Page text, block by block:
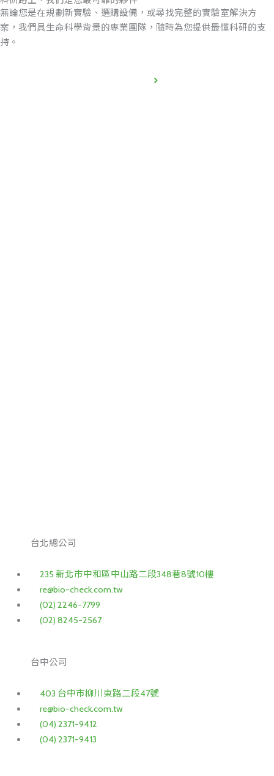
無論您是在規劃新實驗、選購設備，或尋找完整的實驗室解決方
案，我們具生命科學背景的專業團隊，隨時為您提供最懂科研的支
持。
台北總公司
235 新北市中和區中山路二段348巷8號10樓
re@bio-check.com.tw
(02) 2246-7799
(02) 8245-2567
台中公司
403 台中市柳川東路二段47號
re@bio-check.com.tw
(04) 2371-9412
(04) 2371-9413